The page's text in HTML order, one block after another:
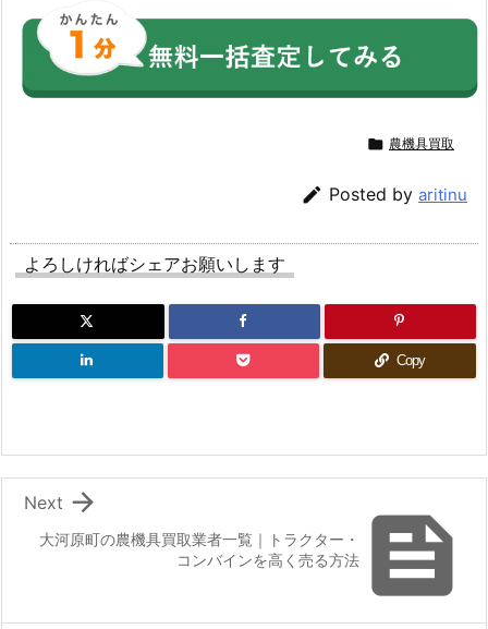
 農機具買取
 Posted by aritinu
よろしければシェアお願いします
Copy

大河原町の農機具買取業者一覧｜トラクター・
コンバインを高く売る方法

Next